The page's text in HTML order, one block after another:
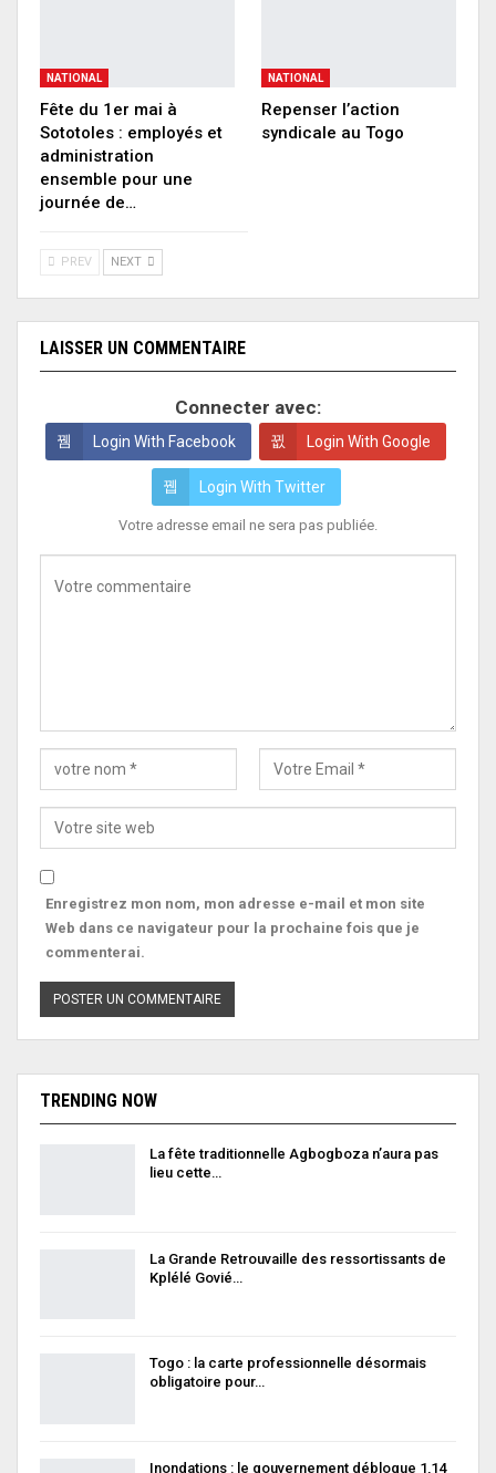
NATIONAL
Fête du 1er mai à
Sototoles : employés et
administration
ensemble pour une
journée de…
NATIONAL
Repenser l’action
syndicale au Togo
PREV NEXT
LAISSER UN COMMENTAIRE
Connecter avec:
Login With Facebook Login With Google
Login With Twitter
Votre adresse email ne sera pas publiée.
Enregistrez mon nom, mon adresse e-mail et mon site
Web dans ce navigateur pour la prochaine fois que je
commenterai.
TRENDING NOW
La fête traditionnelle Agbogboza n’aura pas
lieu cette…
La Grande Retrouvaille des ressortissants de
Kplélé Govié…
Togo : la carte professionnelle désormais
obligatoire pour…
Inondations : le gouvernement débloque 1,14